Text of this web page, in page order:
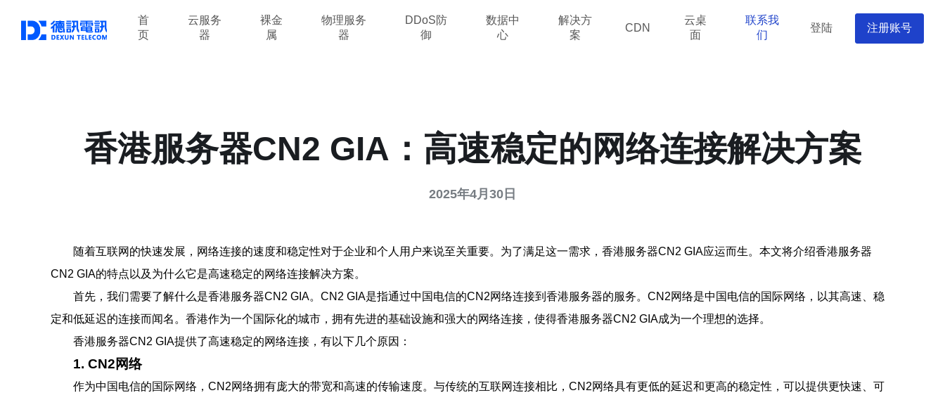
首
页
云服务
器
裸金
属
物理服务
器
DDoS防
御
数据中
心
解决方
案
CDN
云桌
面
联系我
们
登陆 注册账号
香港服务器CN2 GIA：高速稳定的网络连接解决方案
2025年4月30日
随着互联网的快速发展，网络连接的速度和稳定性对于企业和个人用户来说至关重要。为了满足这一需求，香港服务器CN2 GIA应运而生。本文将介绍香港服务器
CN2 GIA的特点以及为什么它是高速稳定的网络连接解决方案。
首先，我们需要了解什么是香港服务器CN2 GIA。CN2 GIA是指通过中国电信的CN2网络连接到香港服务器的服务。CN2网络是中国电信的国际网络，以其高速、稳
定和低延迟的连接而闻名。香港作为一个国际化的城市，拥有先进的基础设施和强大的网络连接，使得香港服务器CN2 GIA成为一个理想的选择。
香港服务器CN2 GIA提供了高速稳定的网络连接，有以下几个原因：
1. CN2网络
作为中国电信的国际网络，CN2网络拥有庞大的带宽和高速的传输速度。与传统的互联网连接相比，CN2网络具有更低的延迟和更高的稳定性，可以提供更快速、可